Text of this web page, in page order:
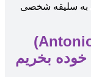
به سلیقه شخصی
از کجا عطر و ادکلن (Antonio Puig)
خوده بخریم